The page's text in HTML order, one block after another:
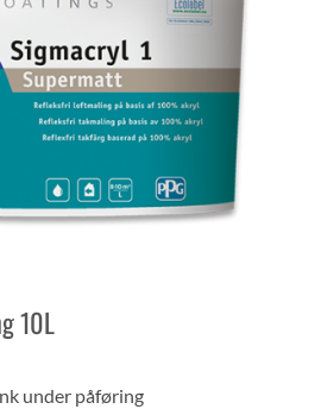
10L
under påføring